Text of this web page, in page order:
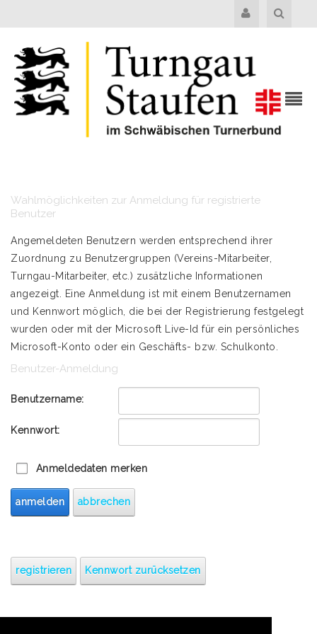
Wahlmöglichkeiten zur Anmeldung für registrierte
Benutzer
Angemeldeten Benutzern werden entsprechend ihrer
Zuordnung zu Benutzergruppen (Vereins-Mitarbeiter,
Turngau-Mitarbeiter, etc.) zusätzliche Informationen
angezeigt. Eine Anmeldung ist mit einem Benutzernamen
und Kennwort möglich, die bei der Registrierung festgelegt
wurden oder mit der Microsoft Live-Id für ein persönliches
Microsoft-Konto oder ein Geschäfts- bzw. Schulkonto.
Benutzer-Anmeldung
Benutzername:
Kennwort:
Anmeldedaten merken
anmelden abbrechen
registrieren Kennwort zurücksetzen